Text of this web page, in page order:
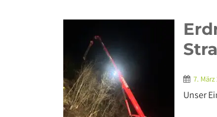
7. März
Unser